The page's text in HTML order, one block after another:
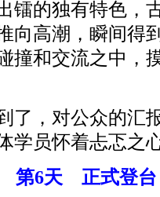
镭的独有特色，
向高潮，瞬间得
撞和交流之中，
，对公众的汇
学员怀着忐忑之
第6天 正式登台